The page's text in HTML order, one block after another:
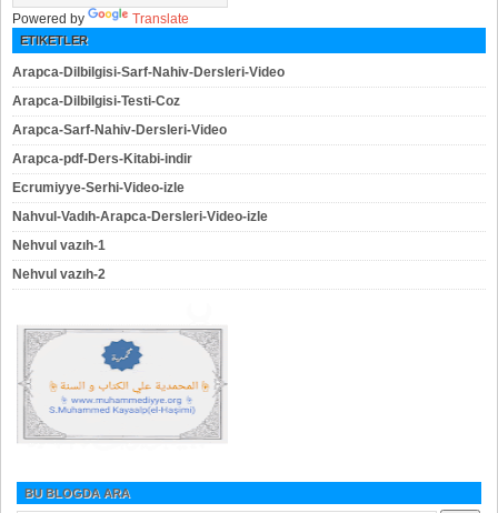
Powered by Translate
ETIKETLER
Arapca-Dilbilgisi-Sarf-Nahiv-Dersleri-Video
Arapca-Dilbilgisi-Testi-Coz
Arapca-Sarf-Nahiv-Dersleri-Video
Arapca-pdf-Ders-Kitabi-indir
Ecrumiyye-Serhi-Video-izle
Nahvul-Vadıh-Arapca-Dersleri-Video-izle
Nehvul vazıh-1
Nehvul vazıh-2
BU BLOGDA ARA